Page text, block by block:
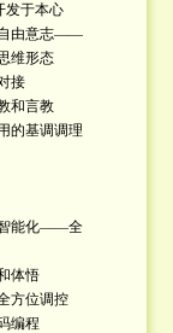
发于本心
自由意志——
维形态
接
和言教
的基调调理
智能化——全
体悟
方位调控
编程